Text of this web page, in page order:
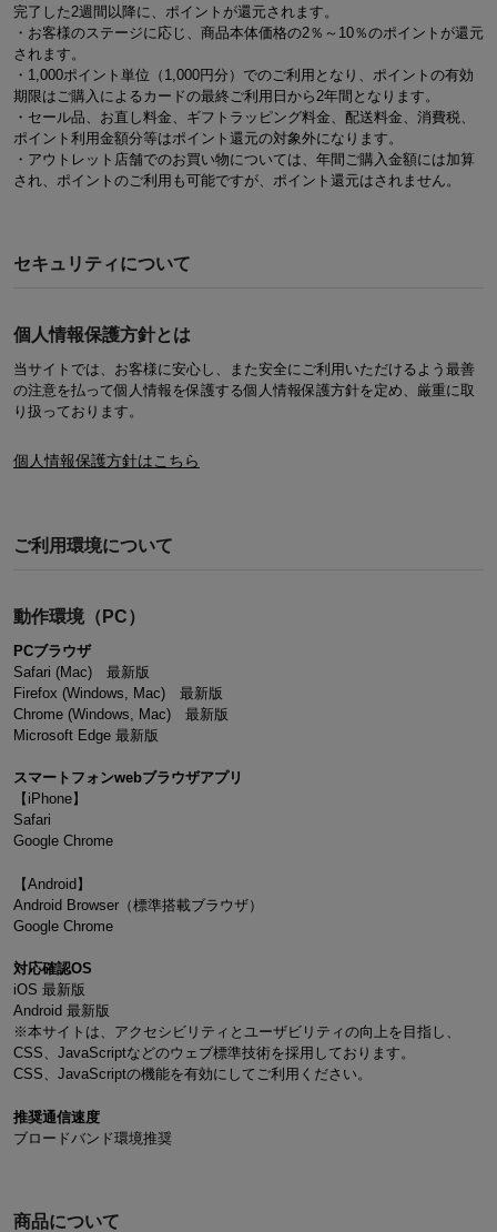
完了した2週間以降に、ポイントが還元されます。
・お客様のステージに応じ、商品本体価格の2％～10％のポイントが還元
されます。
・1,000ポイント単位（1,000円分）でのご利用となり、ポイントの有効
期限はご購入によるカードの最終ご利用日から2年間となります。
・セール品、お直し料金、ギフトラッピング料金、配送料金、消費税、
ポイント利用金額分等はポイント還元の対象外になります。
・アウトレット店舗でのお買い物については、年間ご購入金額には加算
され、ポイントのご利用も可能ですが、ポイント還元はされません。
セキュリティについて
個人情報保護方針とは
当サイトでは、お客様に安心し、また安全にご利用いただけるよう最善
の注意を払って個人情報を保護する個人情報保護方針を定め、厳重に取
り扱っております。
個人情報保護方針はこちら
ご利用環境について
動作環境（PC）
PCブラウザ
Safari (Mac) 最新版
Firefox (Windows, Mac) 最新版
Chrome (Windows, Mac) 最新版
Microsoft Edge 最新版
スマートフォンwebブラウザアプリ
【iPhone】
Safari
Google Chrome
【Android】
Android Browser（標準搭載ブラウザ）
Google Chrome
対応確認OS
iOS 最新版
Android 最新版
※本サイトは、アクセシビリティとユーザビリティの向上を目指し、
CSS、JavaScriptなどのウェブ標準技術を採用しております。
CSS、JavaScriptの機能を有効にしてご利用ください。
推奨通信速度
ブロードバンド環境推奨
商品について